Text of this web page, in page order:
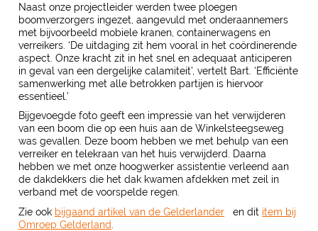
Naast onze projectleider werden twee ploegen
boomverzorgers ingezet, aangevuld met onderaannemers
met bijvoorbeeld mobiele kranen, containerwagens en
verreikers. ‘De uitdaging zit hem vooral in het coördinerende
aspect. Onze kracht zit in het snel en adequaat anticiperen
in geval van een dergelijke calamiteit’, vertelt Bart. ‘Efficiënte
samenwerking met alle betrokken partijen is hiervoor
essentieel.’
Bijgevoegde foto geeft een impressie van het verwijderen
van een boom die op een huis aan de Winkelsteegseweg
was gevallen. Deze boom hebben we met behulp van een
verreiker en telekraan van het huis verwijderd. Daarna
hebben we met onze hoogwerker assistentie verleend aan
de dakdekkers die het dak kwamen afdekken met zeil in
verband met de voorspelde regen.
Zie ook bijgaand artikel van de Gelderlander en dit item bij
Omroep Gelderland